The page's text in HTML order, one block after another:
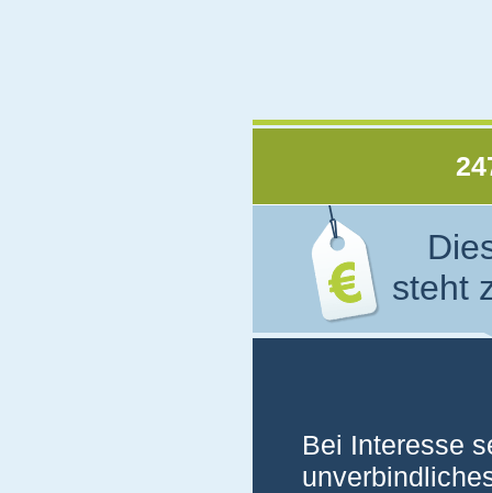
steht
Bei Interesse